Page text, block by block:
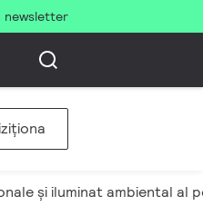
newsletter
și iluminat ambiental al